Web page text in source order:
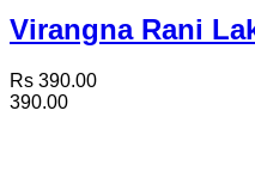
Virangna Rani
Rs 390.00
390.00